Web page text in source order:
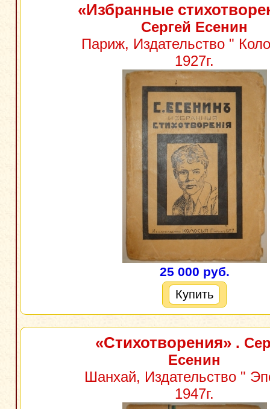
«Избранные
Сергей Есенин
Париж, Издательство "
1927г.
25 000 руб.
Купить
«Стихотворения».
Есенин
Шанхай, Издательство "
1947г.